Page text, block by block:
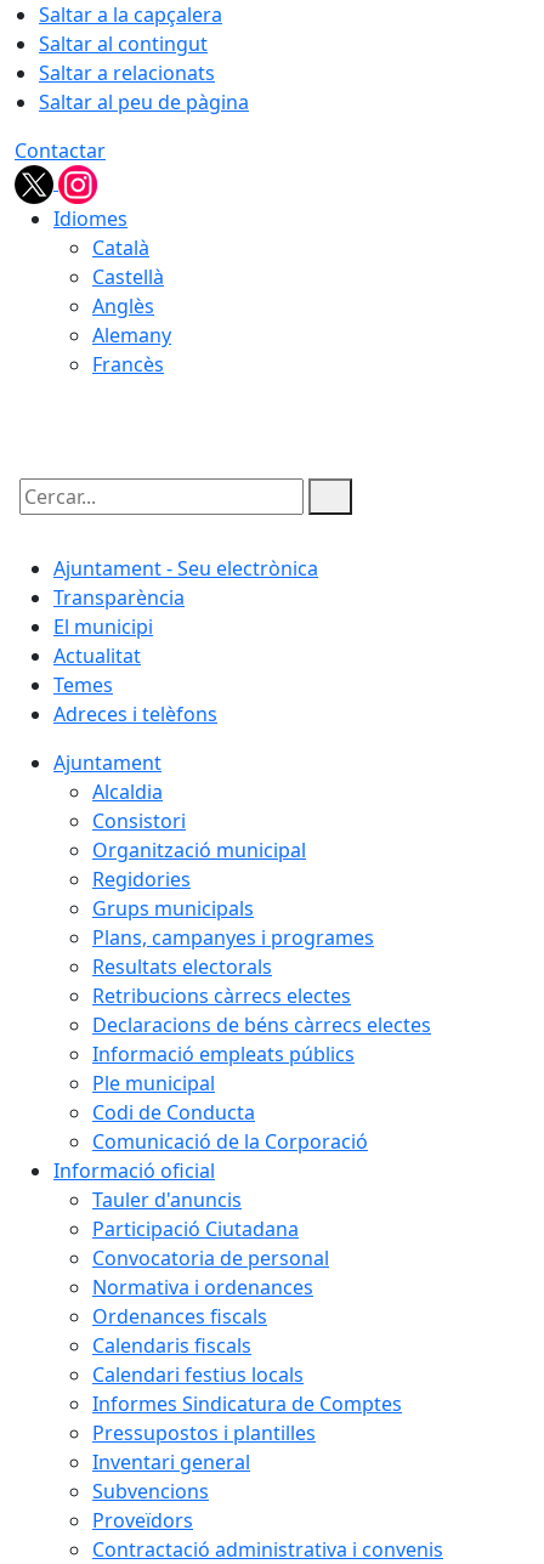
Saltar a la capçalera
Saltar al contingut
Saltar a relacionats
Saltar al peu de pàgina
Contactar
Idiomes
Català
Castellà
Anglès
Alemany
Francès
Cercar:
Ajuntament - Seu electrònica
Transparència
El municipi
Actualitat
Temes
Adreces i telèfons
Ajuntament
Alcaldia
Consistori
Organització municipal
Regidories
Grups municipals
Plans, campanyes i programes
Resultats electorals
Retribucions càrrecs electes
Declaracions de béns càrrecs electes
Informació empleats públics
Ple municipal
Codi de Conducta
Comunicació de la Corporació
Informació oficial
Tauler d'anuncis
Participació Ciutadana
Convocatoria de personal
Normativa i ordenances
Ordenances fiscals
Calendaris fiscals
Calendari festius locals
Informes Sindicatura de Comptes
Pressupostos i plantilles
Inventari general
Subvencions
Proveïdors
Contractació administrativa i convenis